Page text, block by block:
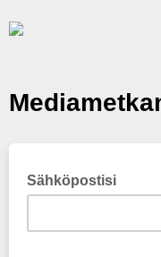
Sähköpostisi